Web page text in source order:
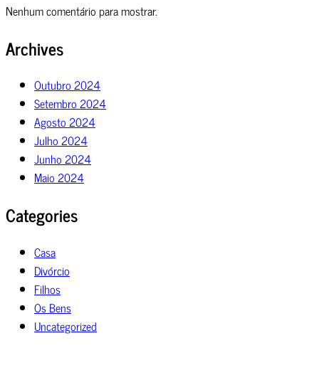
Nenhum comentário para mostrar.
Archives
Outubro 2024
Setembro 2024
Agosto 2024
Julho 2024
Junho 2024
Maio 2024
Categories
Casa
Divórcio
Filhos
Os Bens
Uncategorized